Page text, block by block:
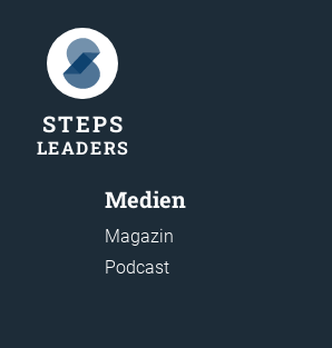
STEPS
LEADERS
Medien
Magazin
Podcast